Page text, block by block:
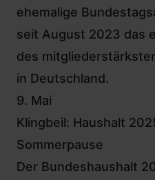
ehemalige
seit August 2023 das
des
in Deutschland.
9. Mai
Klingbeil: Haushalt
Sommerpause
Der Bundeshaushalt